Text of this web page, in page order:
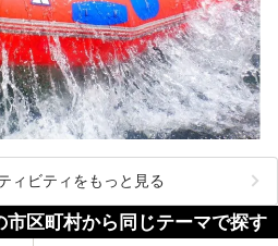
ィビティをもっと見る
区町村から同じテーマで探す